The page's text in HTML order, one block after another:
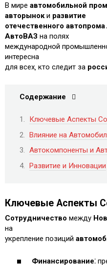
В мире автомобильной
авторынок и развитие
отечественного автопрома
АвтоВАЗ на полях
международной
интересна
для всех‚ кто следит за
Содержание
Ключевые Аспекты
Влияние на
Автокомпоненты и
Развитие и Инновации
Ключевые Аспекты
Сотрудничество между
на
укрепление позиций
Финансирование⁚